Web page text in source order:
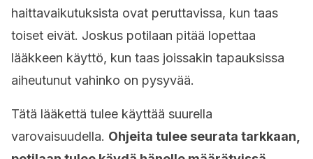
haittavaikutuksista ovat peruttavissa, kun taas
toiset eivät. Joskus potilaan pitää lopettaa
lääkkeen käyttö, kun taas joissakin tapauksissa
aiheutunut vahinko on pysyvää.
Tätä lääkettä tulee käyttää suurella
varovaisuudella. Ohjeita tulee seurata tarkkaan,